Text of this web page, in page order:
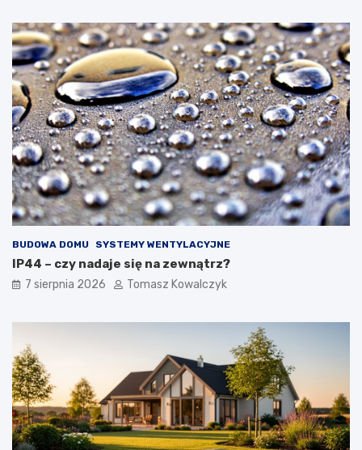
BUDOWA DOMU SYSTEMY WENTYLACYJNE
IP44 – czy nadaje się na zewnątrz?
7 sierpnia 2026 Tomasz Kowalczyk